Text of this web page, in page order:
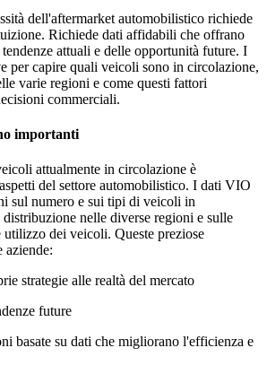
dell'aftermarket automobilistico richiede
Richiede dati affidabili che offrano
attuali e delle opportunità future. I
per capire quali veicoli sono in circolazione,
varie regioni e come questi fattori
commerciali.
importanti
attualmente in circolazione è
del settore automobilistico. I dati VIO
sul numero e sui tipi di veicoli in
nelle diverse regioni e sulle
utilizzo dei veicoli. Queste preziose
aziende:
strategie alle realtà del mercato
future
basate su dati che migliorano l'efficienza e